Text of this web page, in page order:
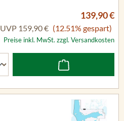
139,90 €
UVP 159,90 € (12.51% gespart)
Preise inkl. MwSt. zzgl. Versandkosten